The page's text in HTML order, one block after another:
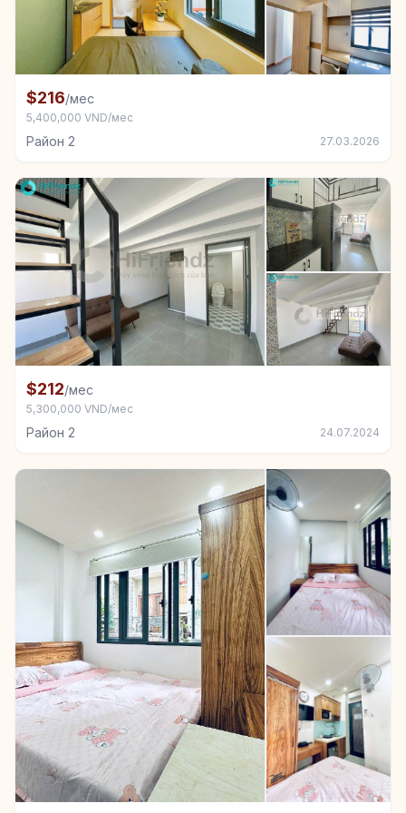
Комната в аренду в Район 2
$216/мес
5,400,000 VND/мес
Район 2 27.03.2026
Комната в аренду в Район 2
$212/мес
5,300,000 VND/мес
Район 2 24.07.2024